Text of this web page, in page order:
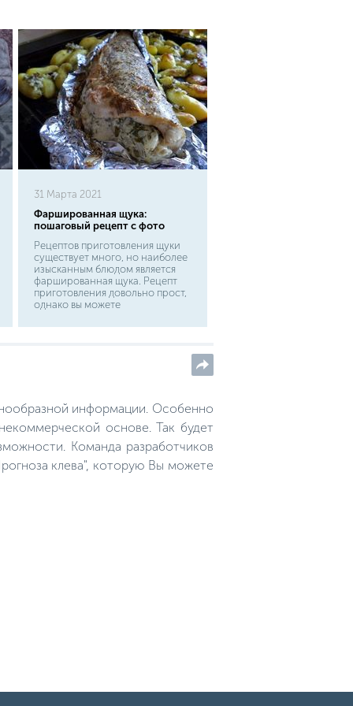
31 Марта 2021
Фаршированная щука:
пошаговый рецепт с фото
Рецептов приготовления щуки
существует много, но наиболее
изысканным блюдом является
фаршированная щука. Рецепт
приготовления довольно прост,
однако вы можете
душе угодно. Давайте скорее
информации. Особенно
основе. Так будет
Команда разработчиков
клева", которую Вы можете